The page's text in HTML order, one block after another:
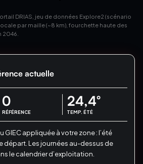
DRIAS, jeu de données Explore2 (scénario
par maille (~8 km), fourchette haute des
2046.
actuelle
0
RÉFÉRENCE
24,4°
TEMP. ÉTÉ
GIEC appliquée à votre zone : l’été
départ. Les journées au-dessus de
le calendrier d’exploitation.